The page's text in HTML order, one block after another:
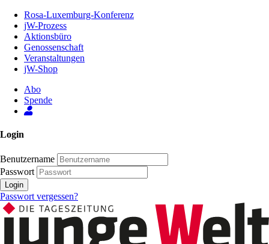
Inhalt
Seite
Rosa-Luxemburg-Konferenz
jW-Prozess
Aktionsbüro
Genossenschaft
Veranstaltungen
jW-Shop
Abo
Spende
Login
Benutzername
Passwort
Login
Passwort vergessen?